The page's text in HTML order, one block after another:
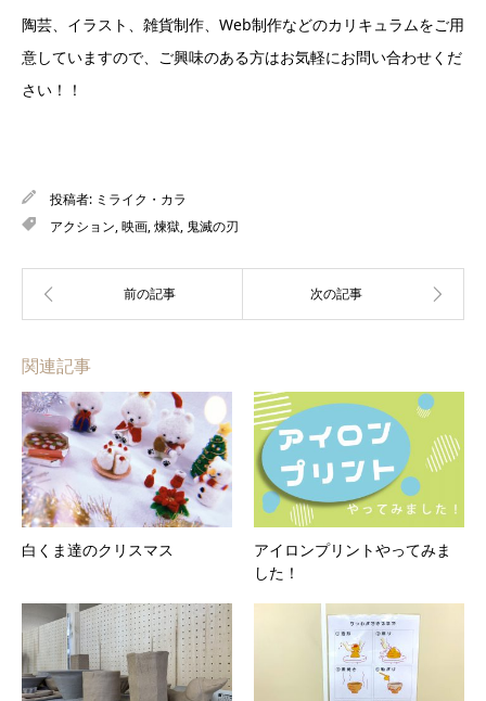
陶芸、イラスト、雑貨制作、Web制作などのカリキュラムをご用
意していますので、ご興味のある方はお気軽にお問い合わせくだ
さい！！
投稿者: ミライク・カラ
アクション,映画,煉獄, 鬼滅の刃
関連記事
白くま達のクリスマス
アイロンプリントやってみま
した！